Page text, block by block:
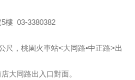
樓 03-3380382
尺，桃園火車站<大同路•中正路>出
大同路出入口對面。